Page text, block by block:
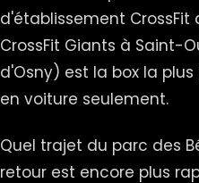
d'établissement
CrossFit Giants à Saint-
d'Osny) est la box la
en voiture seulement.
Quel trajet du parc des
retour est encore plus